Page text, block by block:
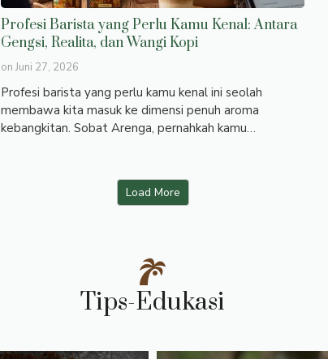
Profesi Barista yang Perlu Kamu Kenal: Antara
Gengsi, Realita, dan Wangi Kopi
onJuni 27, 2026
Profesi barista yang perlu kamu kenal ini seolah
membawa kita masuk ke dimensi penuh aroma
kebangkitan. Sobat Arenga, pernahkah kamu…
Load More
Tips-Edukasi